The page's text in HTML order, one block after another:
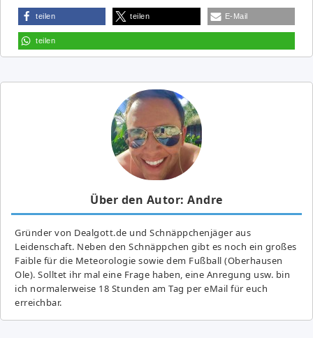
teilen teilen E-Mail
teilen
Über den Autor: Andre
Gründer von Dealgott.de und Schnäppchenjäger aus
Leidenschaft. Neben den Schnäppchen gibt es noch ein großes
Fai­ble für die Meteorologie sowie dem Fußball (Oberhausen
Ole). Solltet ihr mal eine Frage haben, eine Anregung usw. bin
ich normalerweise 18 Stunden am Tag per eMail für euch
erreichbar.